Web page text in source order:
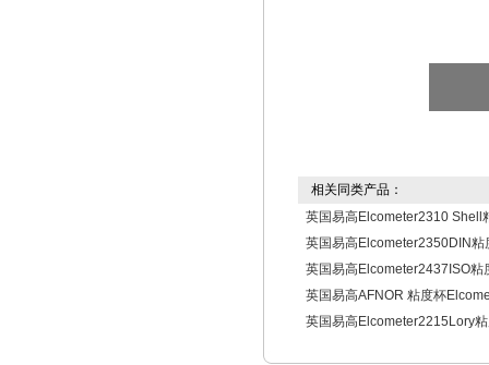
相关同类产品：
英国易高Elcometer2310 Shell
英国易高Elcometer2350DIN粘
英国易高Elcometer2437ISO粘
英国易高AFNOR 粘度杯
英国易高Elcometer2215Lory